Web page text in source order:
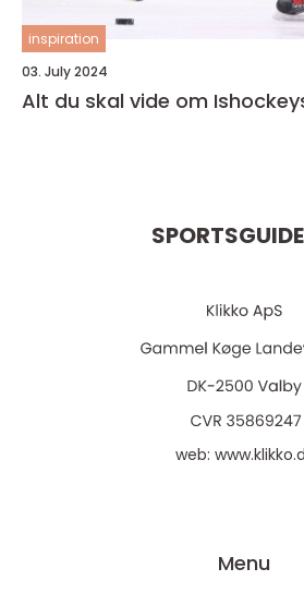
inspiration
03. July 2024
Alt du skal vide om
web:
Menu